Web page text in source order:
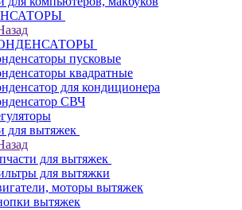
пусковые
квадратные
для кондиционера
СВЧ
для вытяжек
для вытяжек
для вытяжки
моторы вытяжек
вытяжек